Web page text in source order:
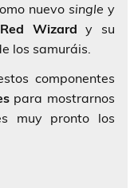
nuevosingle y
Red Wizard y su
los samuráis.
componentes
para mostrarnos
muy pronto los